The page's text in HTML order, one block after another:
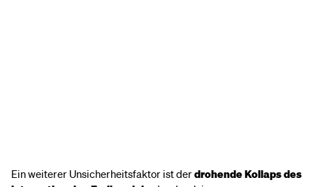
Ein weiterer Unsicherheitsfaktor ist derdrohende Kollaps des